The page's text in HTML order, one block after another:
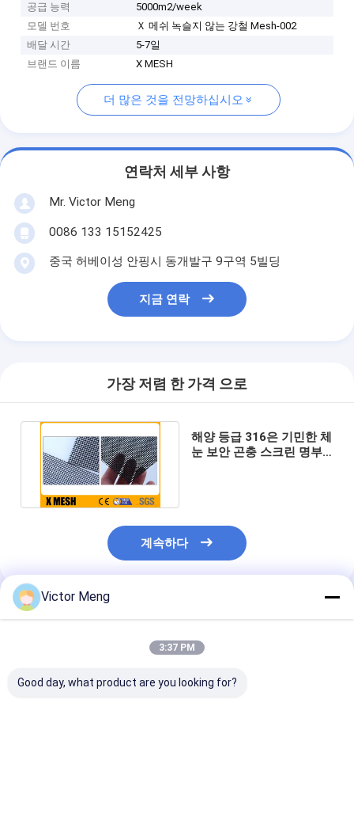
공급 능력
5000m2/week
모델 번호
Ｘ 메쉬 녹슬지 않는 강철 Mesh-002
배달 시간
5-7일
브랜드 이름
X MESH
더 많은 것을 전망하십시오
연락처 세부 사항
Mr. Victor Meng
0086 133 15152425
중국 허베이성 안핑시 동개발구 9구역 5빌딩
지금 연락
가장 저렴 한 가격 으로
해양 등급 316은 기민한 체
눈 보안 곤충 스크린 명부
계속하다
추천된 제품
Victor Meng
3:37 PM
Good day, what product are you looking for?